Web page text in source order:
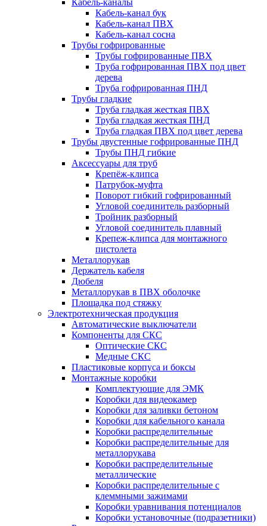
Кабель-каналы
Кабель-канал бук
Кабель-канал ПВХ
Кабель-канал сосна
Трубы гофрированные
Трубы гофрированные ПВХ
Труба гофрированная ПВХ под цвет
дерева
Труба гофрированная ПНД
Трубы гладкие
Труба гладкая жесткая ПВХ
Труба гладкая жесткая ПНД
Труба гладкая ПВХ под цвет дерева
Трубы двустенные гофрированные ПНД
Трубы ПНД гибкие
Аксессуары для труб
Крепёж-клипса
Патрубок-муфта
Поворот гибкий гофрированный
Угловой соединитель разборный
Тройник разборный
Угловой соединитель плавный
Крепеж-клипса для монтажного
пистолета
Металлорукав
Держатель кабеля
Дюбеля
Металлорукав в ПВХ оболочке
Площадка под стяжку
Электротехническая продукция
Автоматические выключатели
Компоненты для СКС
Оптические СКС
Медные СКС
Пластиковые корпуса и боксы
Монтажные коробки
Комплектующие для ЭМК
Коробки для видеокамер
Коробки для заливки бетоном
Коробки для кабельного канала
Коробки распределительные
Коробки распределительные для
металлорукава
Коробки распределительные
металлические
Коробки распределительные с
клеммными зажимами
Коробки уравнивания потенциалов
Коробки установочные (подразетники)